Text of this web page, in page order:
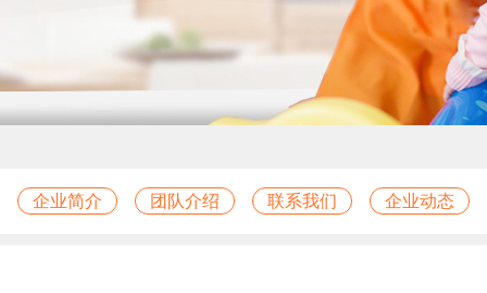
企业简介 团队介绍 联系我们 企业动态